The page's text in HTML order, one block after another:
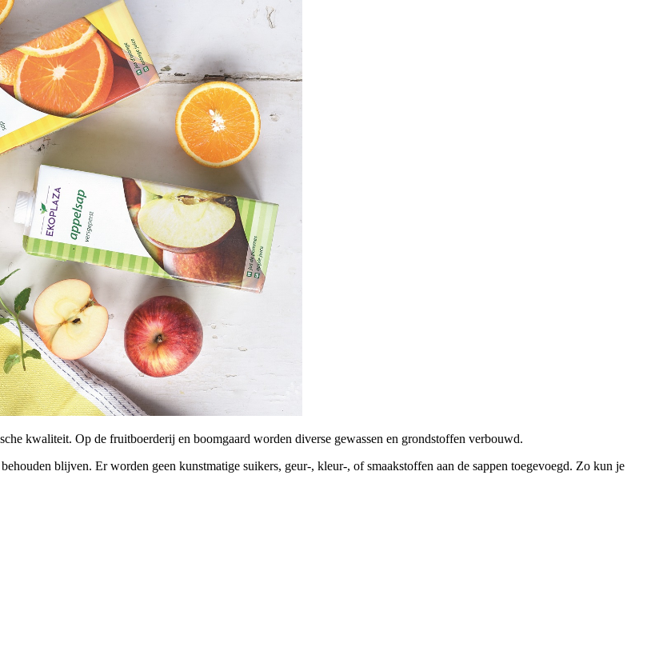
kwaliteit. Op de fruitboerderij en boomgaard worden diverse gewassen en grondstoffen verbouwd.
blijven. Er worden geen kunstmatige suikers, geur-, kleur-, of smaakstoffen aan de sappen toegevoegd. Zo kun je